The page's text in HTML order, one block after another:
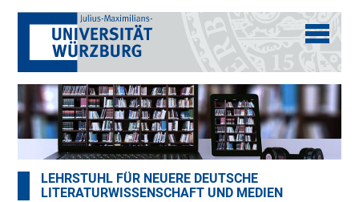
LEHRSTUHL FÜR NEUERE DEUTSCHE
LITERATURWISSENSCHAFT UND MEDIEN